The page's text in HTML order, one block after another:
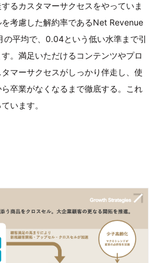
るカスタマーサクセスをやっていま
考慮した解約率であるNet Revenue
の平均で、0.04という低い水準まで引
。満足いただけるコンテンツやプロ
マーサクセスがしっかり伴走し、使
卒業がなくなるまで徹底する。これ
います。